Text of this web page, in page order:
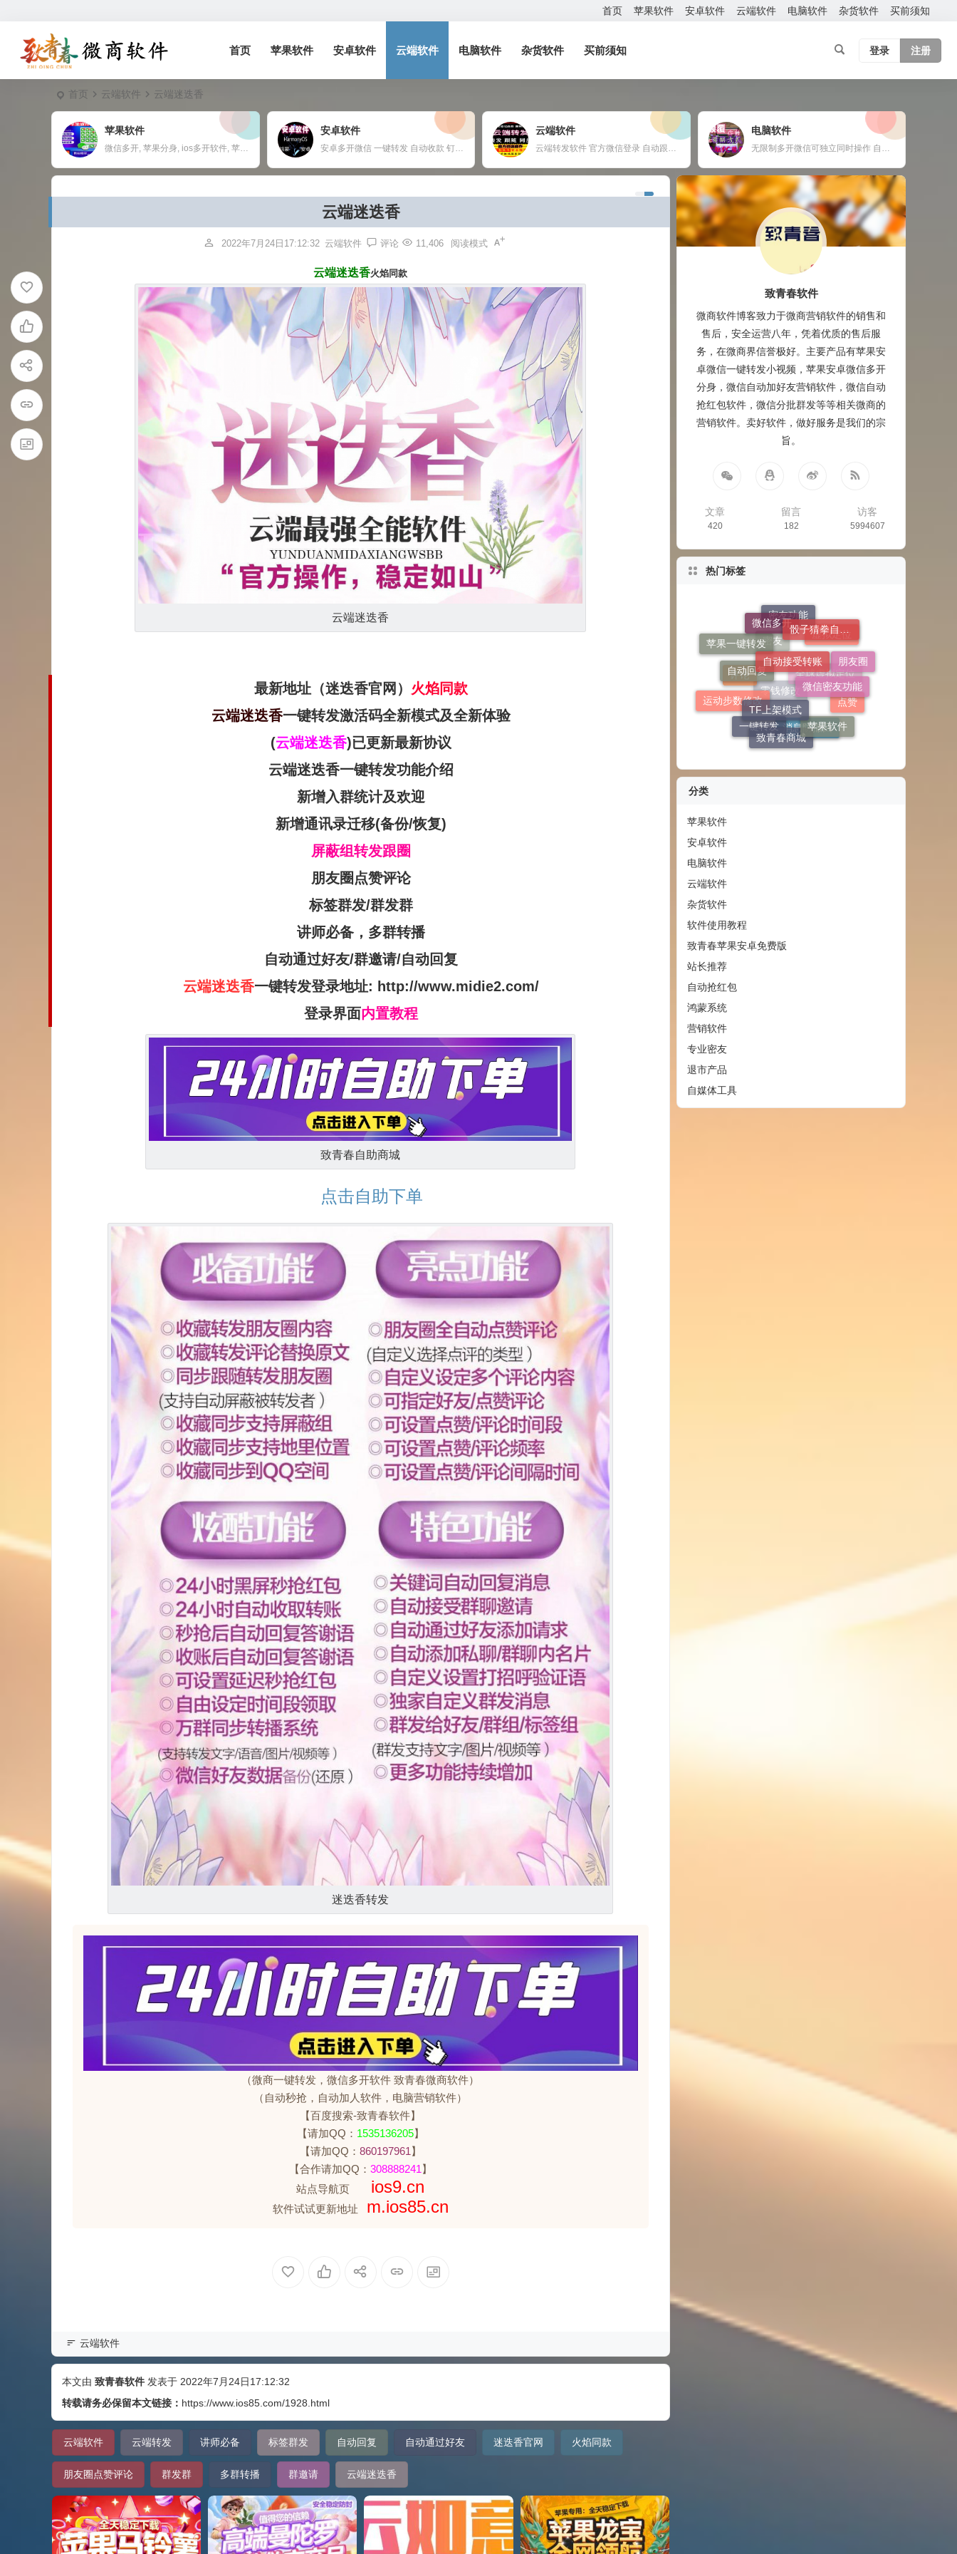
首页 苹果软件 安卓软件 云端软件 电脑软件 杂货软件 买前须知
首页 苹果软件 安卓软件 云端软件 电脑软件 杂货软件 买前须知 登录 注册
首页 云端软件 云端迷迭香
苹果软件
微信多开, 苹果分身, ios多开软件, 苹果一键转发,
安卓软件
安卓多开微信 一键转发 自动收款 钉钉定位打卡 任何APP多开定制
云端软件
云端转发软件 官方微信登录 自动跟随 24小时在线抢红包 自动收款 使用须知：您需要有两部手机或者一部手机一台电脑
电脑软件
无限制多开微信可独立同时操作 自动换群一键拉群 支持多群同时爆粉自动换群拉群 免打扰检测僵尸粉僵尸群自动退出 定时群发支持推送名片链接公众号 支持导入手机号添加 修复加群好友功能，无限制添加 新增自动换群自动进群 自动收款自动语音提示 自动通过好友申请
云端迷迭香
2022年7月24日17:12:32 云端软件 评论 11,406 阅读模式
云端迷迭香火焰同款
云端迷迭香
最新地址（迷迭香官网 ） 火焰同款
云端迷迭香一键转发激活码全新模式及全新体验
(云端迷迭香)已更新最新协议
云端迷迭香一键转发功能介绍
新增入群统计及欢迎
新增通讯录迁移(备份/恢复)
屏蔽组转发跟圈
朋友圈点赞评论
标签群发/群发群
讲师必备， 多群转播
自动通过好友/群邀请/自动回复
云端迷迭香一键转发登录地址: http://www.midie2.com/
登录界面内置教程
致青春自助商城
点击自助下单
迷迭香转发
（微商一键转发，微信多开软件 致青春微商软件）
（自动秒抢，自动加人软件，电脑营销软件）
【百度搜索-致青春软件】
【请加QQ： 1535136205】
【请加QQ： 860197961】
【合作请加QQ： 308888241】
站点导航页
ios9.cn
软件试试更新地址 m.ios85.cn
云端软件
本文由 致青春软件 发表于 2022年7月24日17:12:32
转载请务必保留本文链接： https://www.ios85.com/1928.html
云端软件 云端转发 讲师必备 标签群发 自动回复 自动通过好友 迷迭香官网 火焰同款
朋友圈点赞评论 群发群 多群转播 群邀请 云端迷迭香
致青春软件
微商软件博客致力于微商营销软件的销售和
售后，安全运营八年，凭着优质的售后服
务，在微商界信誉极好。主要产品有苹果安
卓微信一键转发小视频，苹果安卓微信多开
分身，微信自动加好友营销软件，微信自动
抢红包软件，微信分批群发等等相关微商的
营销软件。卖好软件，做好服务是我们的宗
旨。
文章
420
留言
182
访客
5994607
热门标签
密友
密友功能
虚拟定位
全球虚拟定位
零钱修改
评论
苹果一键转发
微信多开 骰子猜拳自定义
朋友圈
点赞
消息防撤回
一键转发
运动步数修改
自动回复
自动接受转账
微信密友功能
苹果软件
致青春商城
TF上架模式
分类
苹果软件
安卓软件
电脑软件
云端软件
杂货软件
软件使用教程
致青春苹果安卓免费版
站长推荐
自动抢红包
鸿蒙系统
营销软件
专业密友
退市产品
自媒体工具